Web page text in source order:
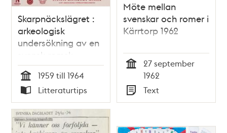
Skarpnäckslägret :
arkeologisk
undersökning av en
svensk-romsk
lägerplats vid
Flatenvägen i
Skarpnäck
Tid
1959 till 1964
Typ
Litteraturtips
Möte mellan
svenskar och romer i
Kärrtorp 1962
27 september
1962
Typ
Text